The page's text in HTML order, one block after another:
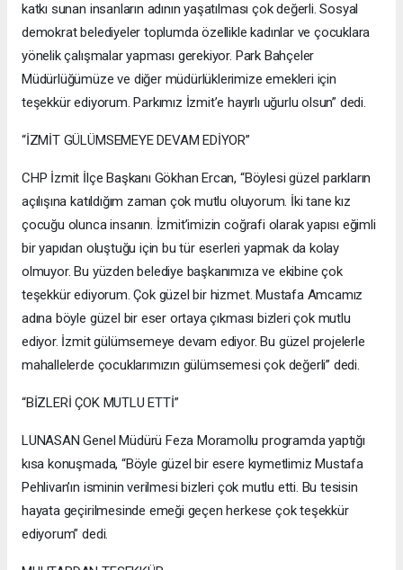
katkı sunan insanların adının yaşatılması çok değerli. Sosyal
demokrat belediyeler toplumda özellikle kadınlar ve çocuklara
yönelik çalışmalar yapması gerekiyor. Park Bahçeler
Müdürlüğümüze ve diğer müdürlüklerimize emekleri için
teşekkür ediyorum. Parkımız İzmit’e hayırlı uğurlu olsun” dedi.
“İZMİT GÜLÜMSEMEYE DEVAM EDİYOR”
CHP İzmit İlçe Başkanı Gökhan Ercan, “Böylesi güzel parkların
açılışına katıldığım zaman çok mutlu oluyorum. İki tane kız
çocuğu olunca insanın. İzmit’imizin coğrafi olarak yapısı eğimli
bir yapıdan oluştuğu için bu tür eserleri yapmak da kolay
olmuyor. Bu yüzden belediye başkanımıza ve ekibine çok
teşekkür ediyorum. Çok güzel bir hizmet. Mustafa Amcamız
adına böyle güzel bir eser ortaya çıkması bizleri çok mutlu
ediyor. İzmit gülümsemeye devam ediyor. Bu güzel projelerle
mahallelerde çocuklarımızın gülümsemesi çok değerli” dedi.
“BİZLERİ ÇOK MUTLU ETTİ”
LUNASAN Genel Müdürü Feza Moramollu programda yaptığı
kısa konuşmada, “Böyle güzel bir esere kıymetlimiz Mustafa
Pehlivan’ın isminin verilmesi bizleri çok mutlu etti. Bu tesisin
hayata geçirilmesinde emeği geçen herkese çok teşekkür
ediyorum” dedi.